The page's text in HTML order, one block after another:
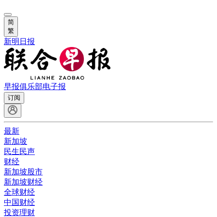
简
繁
新明日报
早报俱乐部电子报
订阅
最新
新加坡
民生民声
财经
新加坡股市
新加坡财经
全球财经
中国财经
投资理财